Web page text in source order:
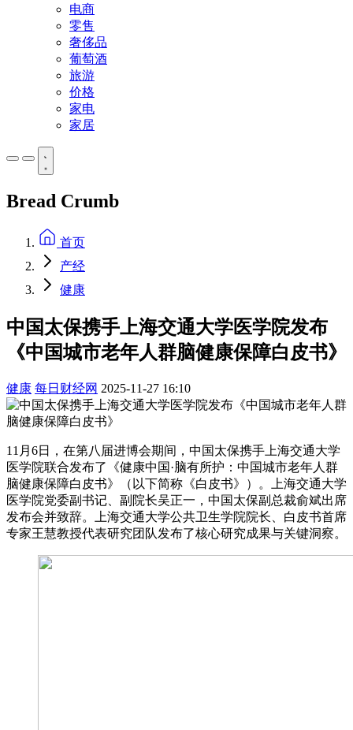
电商
零售
奢侈品
葡萄酒
旅游
价格
家电
家居
Bread Crumb
首页
产经
健康
中国太保携手上海交通大学医学院发布
《中国城市老年人群脑健康保障白皮书》
健康 每日财经网 2025-11-27 16:10
11月6日，在第八届进博会期间，中国太保携手上海交通大学
医学院联合发布了《健康中国·脑有所护：中国城市老年人群
脑健康保障白皮书》（以下简称《白皮书》）。上海交通大学
医学院党委副书记、副院长吴正一，中国太保副总裁俞斌出席
发布会并致辞。上海交通大学公共卫生学院院长、白皮书首席
专家王慧教授代表研究团队发布了核心研究成果与关键洞察。